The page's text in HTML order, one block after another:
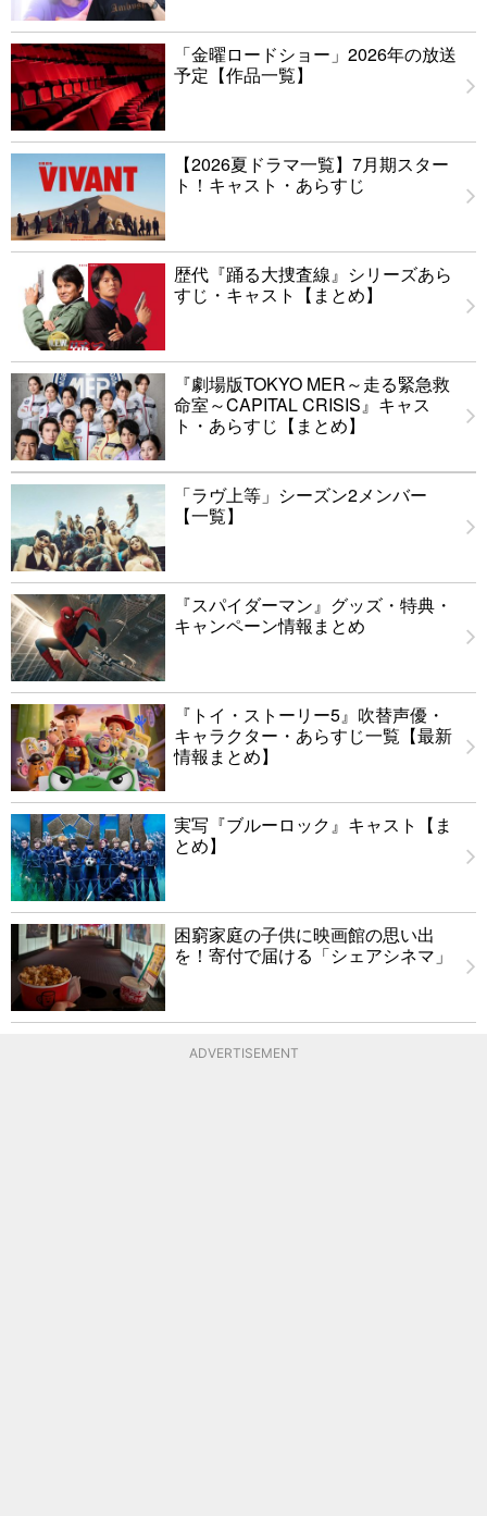
「金曜ロードショー」2026年の放送
予定【作品一覧】
【2026夏ドラマ一覧】7月期スター
ト！キャスト・あらすじ
歴代『踊る大捜査線』シリーズあら
すじ・キャスト【まとめ】
『劇場版TOKYO MER～走る緊急救
命室～CAPITAL CRISIS』キャス
ト・あらすじ【まとめ】
「ラヴ上等」シーズン2メンバー
【一覧】
『スパイダーマン』グッズ・特典・
キャンペーン情報まとめ
『トイ・ストーリー5』吹替声優・
キャラクター・あらすじ一覧【最新
情報まとめ】
実写『ブルーロック』キャスト【ま
とめ】
困窮家庭の子供に映画館の思い出
を！寄付で届ける「シェアシネマ」
ADVERTISEMENT